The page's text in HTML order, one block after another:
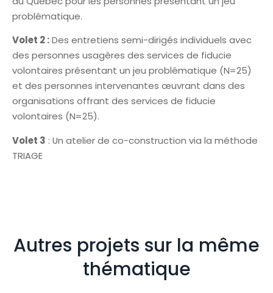
problématique.
Volet 2 :Des entretiens semi-dirigés individuels avec
des personnes usagères des services de fiducie
volontaires présentant un jeu problématique (N=25)
et des personnes intervenantes œuvrant dans des
organisations offrant des services de fiducie
volontaires (N=25).
Volet 3 : Un atelier de co-construction via la méthode
TRIAGE
Autres projets sur la même
thématique